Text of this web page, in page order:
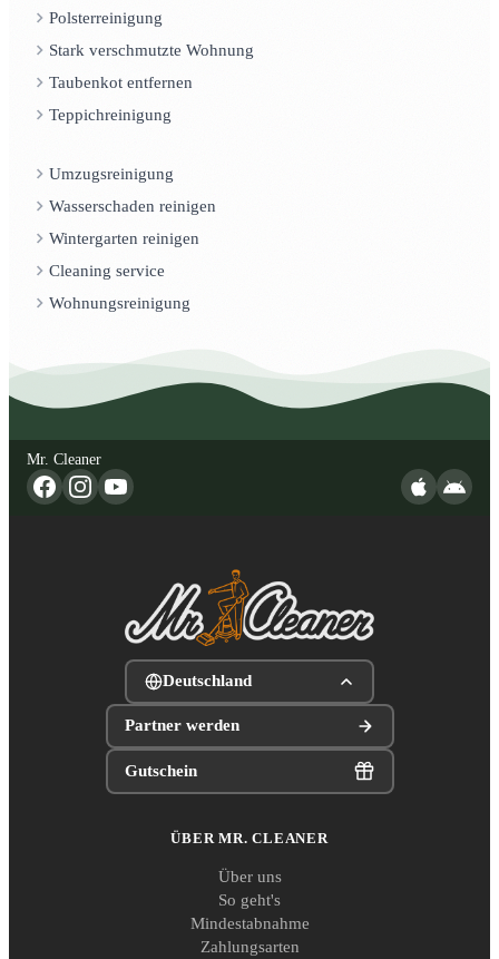
Polsterreinigung
Stark verschmutzte Wohnung
Taubenkot entfernen
Teppichreinigung
Umzugsreinigung
Wasserschaden reinigen
Wintergarten reinigen
Cleaning service
Wohnungsreinigung
Mr. Cleaner
Deutschland
Partner werden
Gutschein
ÜBER MR. CLEANER
Über uns
So geht's
Mindestabnahme
Zahlungsarten